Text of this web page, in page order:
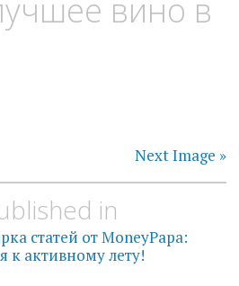
вино в
Next Image »
in
статей от MoneyPapa:
к активному лету!